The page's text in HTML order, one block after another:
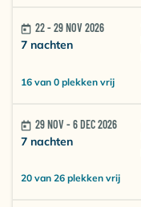
22 - 29 NOV 2026
7 nachten
16 van 0 plekken vrij
29 NOV - 6 DEC 2026
7 nachten
20 van 26 plekken vrij